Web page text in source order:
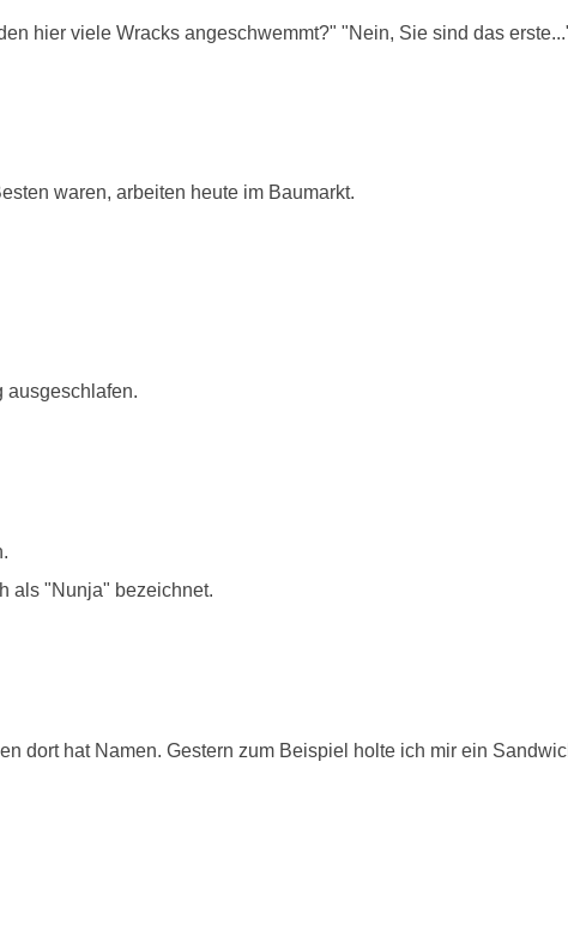
hier viele Wracks angeschwemmt?" "Nein, Sie sind das
waren, arbeiten heute im Baumarkt.
ausgeschlafen.
als "Nunja" bezeichnet.
dort hat Namen. Gestern zum Beispiel holte ich mir ein